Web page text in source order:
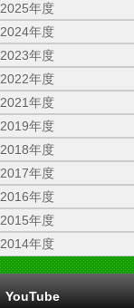
2025年度
2024年度
2023年度
2022年度
2021年度
2019年度
2018年度
2017年度
2016年度
2015年度
2014年度
YouTube